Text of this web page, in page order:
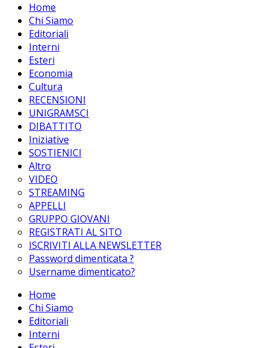
Home
Chi Siamo
Editoriali
Interni
Esteri
Economia
Cultura
RECENSIONI
UNIGRAMSCI
DIBATTITO
Iniziative
SOSTIENICI
Altro
VIDEO
STREAMING
APPELLI
GRUPPO GIOVANI
REGISTRATI AL SITO
ISCRIVITI ALLA NEWSLETTER
Password dimenticata ?
Username dimenticato?
Home
Chi Siamo
Editoriali
Interni